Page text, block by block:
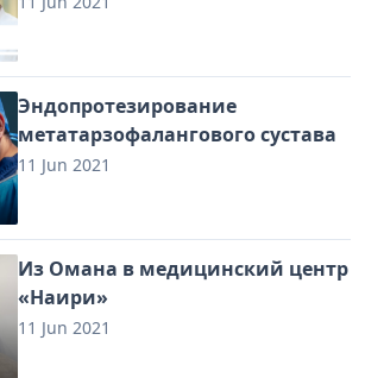
Эндопротезирование
метатарзофалангового сустава
11 Jun 2021
Из Омана в медицинский центр
«Наири»
11 Jun 2021